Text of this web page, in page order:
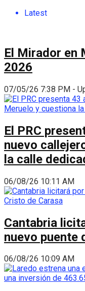
Latest
El Mirador en
2026
07/05/26 7:38 PM -
El PRC
nuevo
la calle
06/08/26 10:11 AM
Cantabria
nuevo puente
06/08/26 10:09 AM